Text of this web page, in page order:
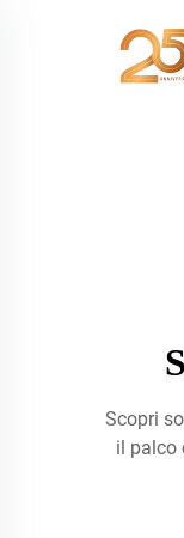
Scopri
il palco